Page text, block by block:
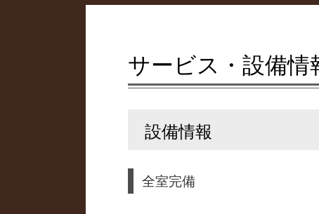
サービス・設備情
設備情報
全室完備